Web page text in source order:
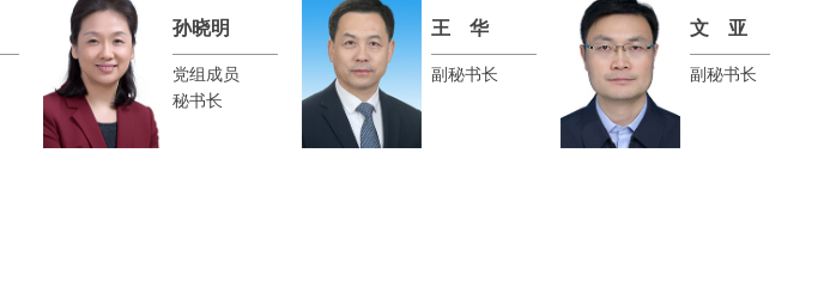
孙晓明
党组成员
秘书长
王 华
副秘书长
文 亚
副秘书长